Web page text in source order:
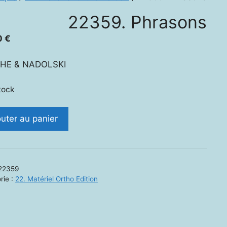
22359. Phrasons
€
& NADOLSKI
au panier
: 22. Matériel Ortho Edition